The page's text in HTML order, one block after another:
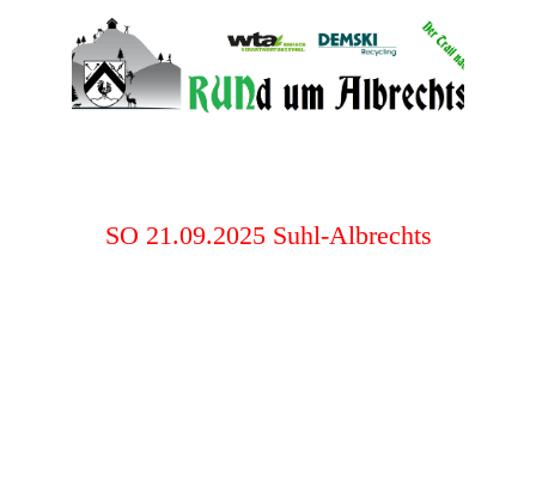
SO 21.09.2025 Suhl-Albrechts